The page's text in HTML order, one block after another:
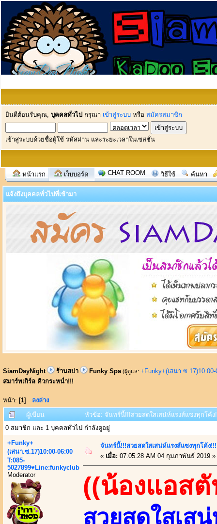
ยินดีต้อนรับคุณ, บุคคลทั่วไป กรุณา เข้าสู่ระบบ หรือ สมัครสมาชิก
เข้าสู่ระบบด้วยชื่อผู้ใช้ รหัสผ่าน และระยะเวลาในเซสชั่น
หน้าแรก เว็บบอร์ด CHAT ROOM วิธีใช้ ค้นหา
แจ้งถึงบุคคลทั่วไปที่เข้ามา
SiamDayNight ร้านสปา Funky Spa (ผู้ดูแล: +Funky+(เสนา.ซ
สมาร์ทเกิร์ล คิวกระหน่ำ!!!
หน้า: [1] ลงล่าง
ผู้เขียน
หัวข้อ: จันทร์นี้!!!สวยสดใสเสน่ห์แรงส์แซงทุกโค้
0 สมาชิก และ 1 บุคคลทั่วไป กำลังดูอยู่
+Funky+
(เสนา.ซ.17)10:00-06:00
T:085-
5027899♥Line:funkyclub
Moderator
จันทร์นี้!!!สวยสดใสเสน่ห์แรงส์แซงทุกโค้ง
« เมื่อ: 07:05:28 AM 04 กุมภาพันธ์ 2019 »
((น้องแอส
สวยสดใสเส